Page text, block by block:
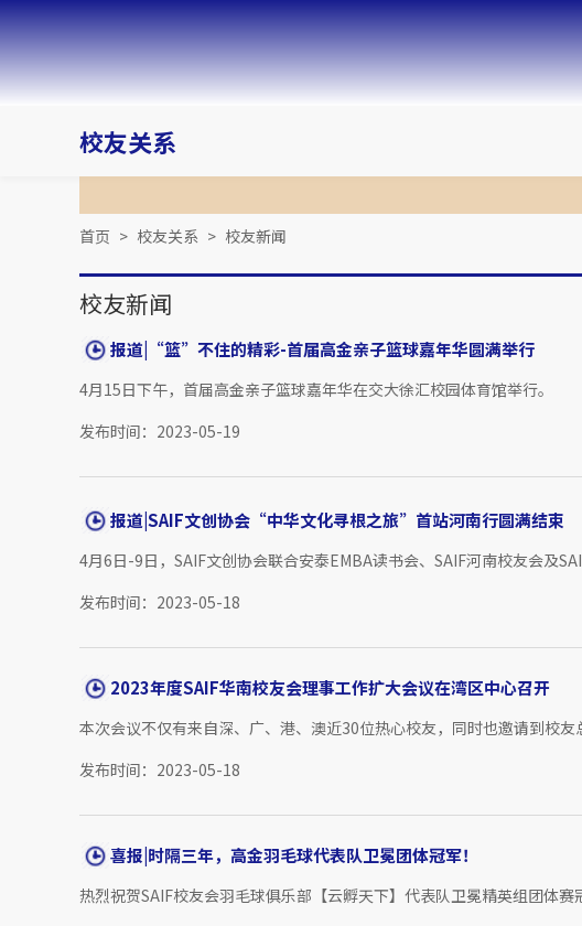
校友关系
首页 > 校友关系 > 校友新闻
校友新闻
报道|“篮”不住的精彩-首届高金亲子篮球嘉年华圆满举行
4月15日下午，首届高金亲子篮球嘉年华在交大徐汇校园体育馆举行。
发布时间：2023-05-19
报道|SAIF文创协会“中华文化寻根之旅”首站河南行圆满结束
4月6日-9日，SAIF文创协会联合安泰EMBA读书会、SAIF河南校友会及
发布时间：2023-05-18
2023年度SAIF华南校友会理事工作扩大会议在湾区中心召开
本次会议不仅有来自深、广、港、澳近30位热心校友，同时也邀请到校
发布时间：2023-05-18
喜报|时隔三年，高金羽毛球代表队卫冕团体冠军！
热烈祝贺SAIF校友会羽毛球俱乐部【云孵天下】代表队卫冕精英组团体赛